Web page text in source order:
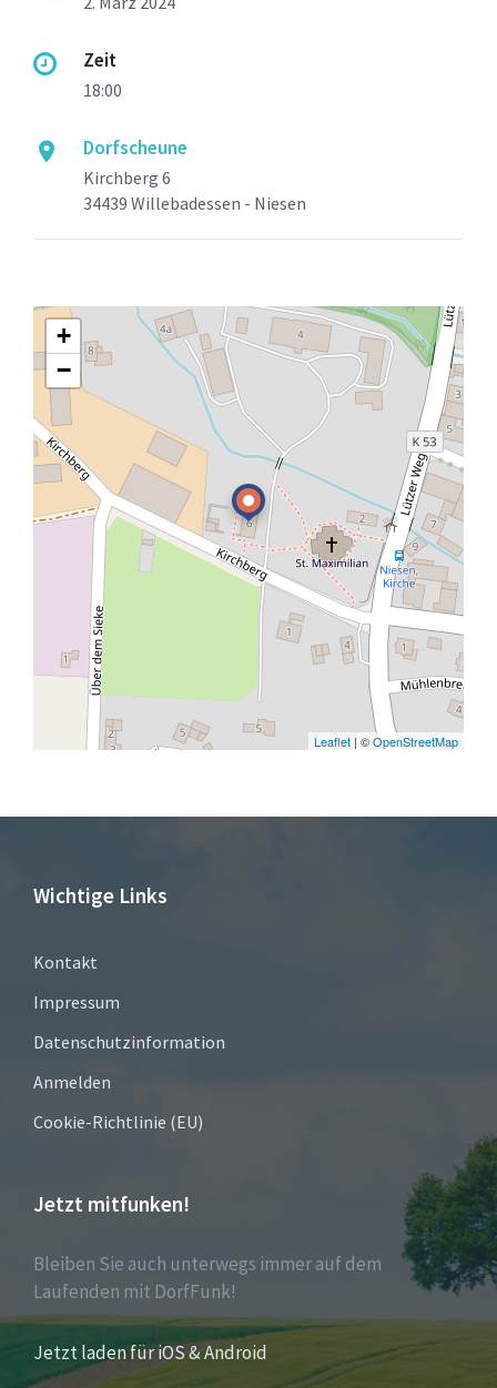
Zeit
18:00
Dorfscheune
Kirchberg 6
34439 Willebadessen - Niesen
+
−
Leaflet | ©OpenStreetMap
Wichtige Links
Kontakt
Impressum
Datenschutzinformation
Anmelden
Cookie-Richtlinie (EU)
Jetzt mitfunken!
Bleiben Sie auch unterwegs immer auf dem
Laufenden mit DorfFunk!
Jetzt laden für iOS & Android